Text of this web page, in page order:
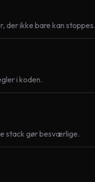
der ikke bare kan stoppes.
i koden.
stack gør besværlige.